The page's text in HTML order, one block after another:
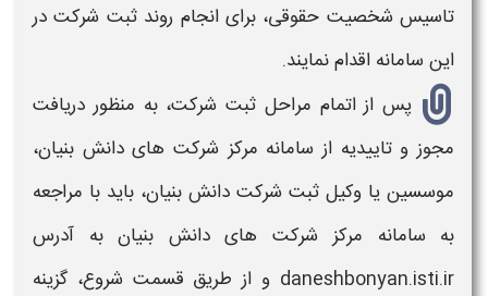
تاسیس شخصیت حقوقی، برای انجام روند ثبت شرکتدر
این سامانه اقدام نمایند.
پس از اتمام مراحل ثبت شرکت،به منظور دریافت
مجوز و تاییدیه از سامانه مرکز شرکت های دانش بنیان،
موسسین یا وکیل ثبت شرکت دانش بنیان، باید با مراجعه
به سامانه مرکز شرکت های دانش بنیان به آدرس
daneshbonyan.isti.ir و از طریق قسمت شروع، گزینه